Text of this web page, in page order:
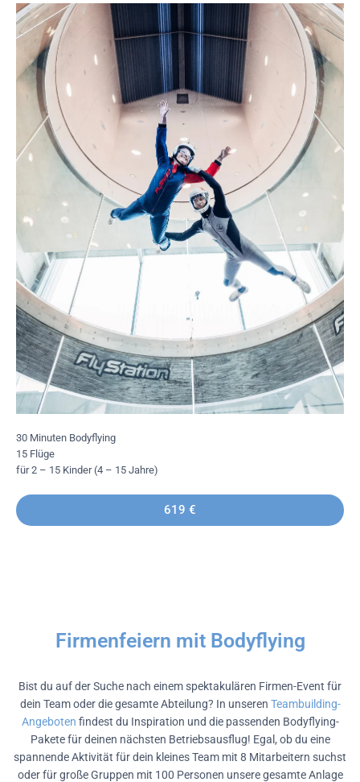
30 Minuten Bodyflying
15 Flüge
für 2 – 15 Kinder (4 – 15 Jahre)
619 €
Firmenfeiern mit Bodyflying
Bist du auf der Suche nach einem spektakulären Firmen-Event für
dein Team oder die gesamte Abteilung? In unseren Teambuilding-
Angeboten findest du Inspiration und die passenden Bodyflying-
Pakete für deinen nächsten Betriebsausflug! Egal, ob du eine
spannende Aktivität für dein kleines Team mit 8 Mitarbeitern suchst
oder für große Gruppen mit 100 Personen unsere gesamte Anlage